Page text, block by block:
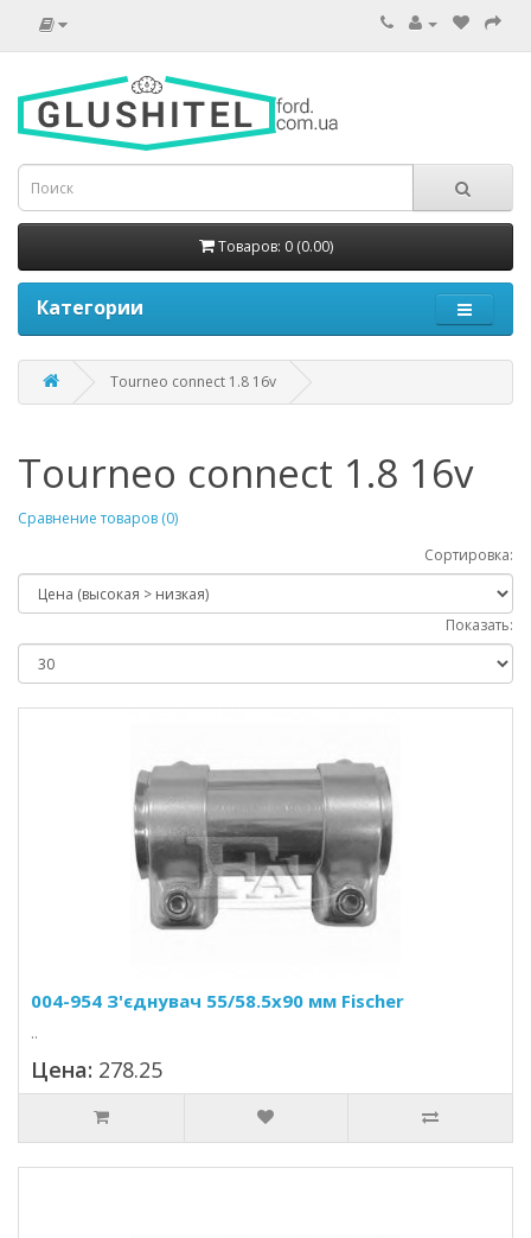
Товаров: 0 (0.00)
Категории
Tourneo connect 1.8 16v
Tourneo connect 1.8 16v
Сравнение товаров (0)
Сортировка:
Показать:
004-954 З'єднувач 55/58.5x90 мм Fischer
..
Цена: 278.25